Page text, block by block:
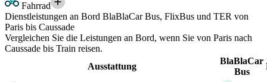
Fahrrad
Dienstleistungen an Bord BlaBlaCar Bus, FlixBus und TER von
Paris bis Caussade
Vergleichen Sie die Leistungen an Bord, wenn Sie von Paris nach
Caussade bis Train reisen.
Ausstattung
BlaBlaCar
Bus